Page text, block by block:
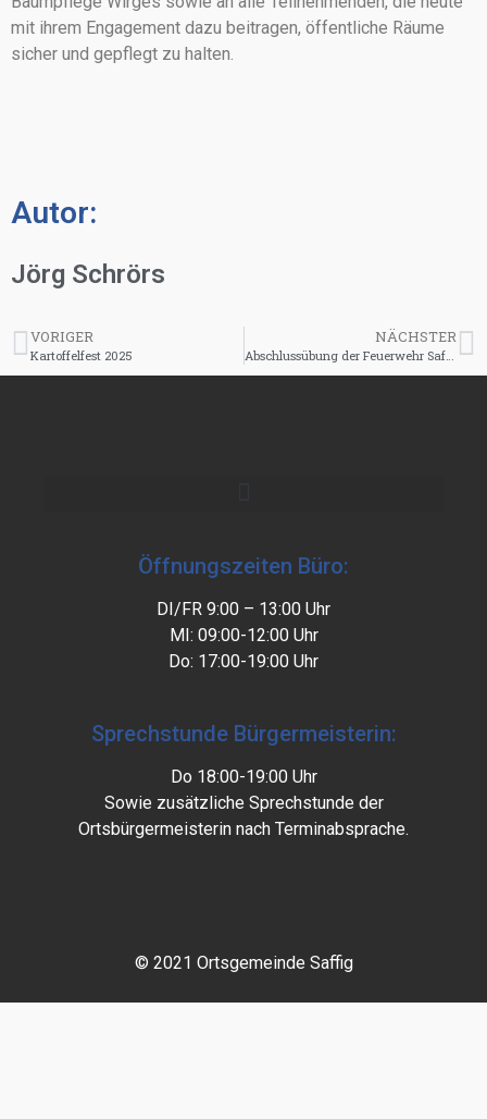
mit ihrem Engagement dazu beitragen, öffentliche Räume
sicher und gepflegt zu halten.
Autor:
Jörg Schrörs
VORIGER
Kartoffelfest 2025
NÄCHSTER
Abschlussübung der Feuerwehr Saffig
Öffnungszeiten Büro:
DI/FR 9:00 – 13:00 Uhr
MI: 09:00-12:00 Uhr
Do: 17:00-19:00 Uhr
Sprechstunde Bürgermeisterin:
Do 18:00-19:00 Uhr
Sowie zusätzliche Sprechstunde der
Ortsbürgermeisterin nach Terminabsprache.
© 2021 Ortsgemeinde Saffig